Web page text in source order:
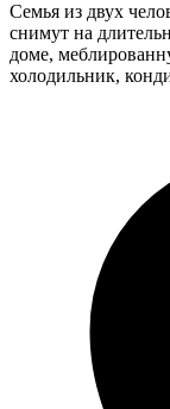
Семья из двух
снимут на
доме,
холодильник,